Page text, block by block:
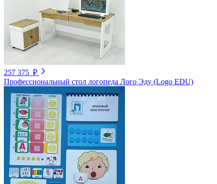
257 375 ₽
Профессиональный стол логопеда Лого Эду (Logo EDU)